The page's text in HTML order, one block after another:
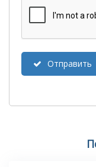
Отправить